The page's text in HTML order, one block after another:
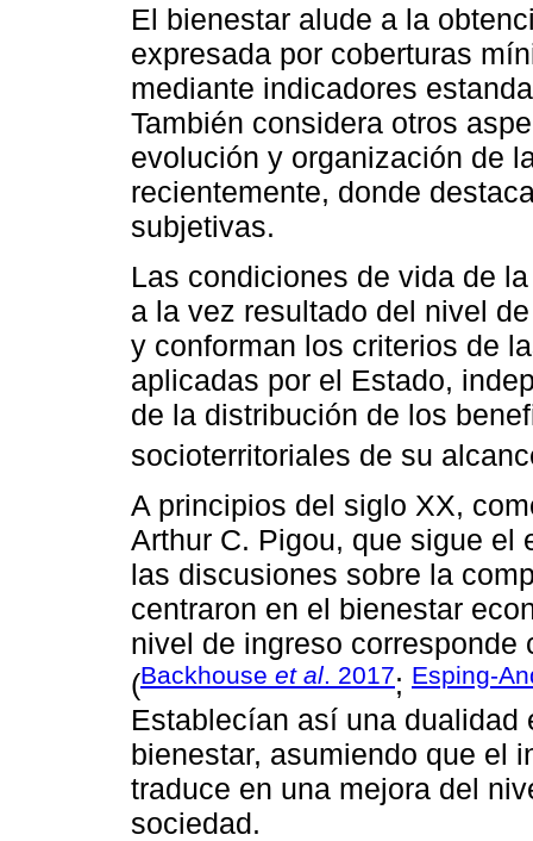
El bienestar alude a la
expresada por coberturas
mediante indicadores
También considera otros
evolución y organización de
recientemente, donde
subjetivas.
Las condiciones de vida de
a la vez resultado del nivel
y conforman los criterios de
aplicadas por el Estado,
de la distribución de los
socioterritoriales de su
A principios del siglo XX,
Arthur C. Pigou, que sigue el
las discusiones sobre la
centraron en el bienestar
nivel de ingreso
(Backhouse et al. 2017; Esping-
Establecían así una
bienestar, asumiendo que el
traduce en una mejora del
sociedad.